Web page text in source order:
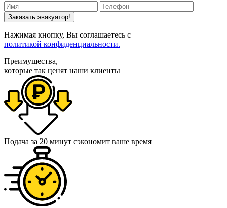
Заказать эвакуатор!
Нажимая кнопку, Вы соглашаетесь с
политикой конфиденциальности.
Преимущества,
которые так ценят наши клиенты
Подача за 20 минут сэкономит ваше время